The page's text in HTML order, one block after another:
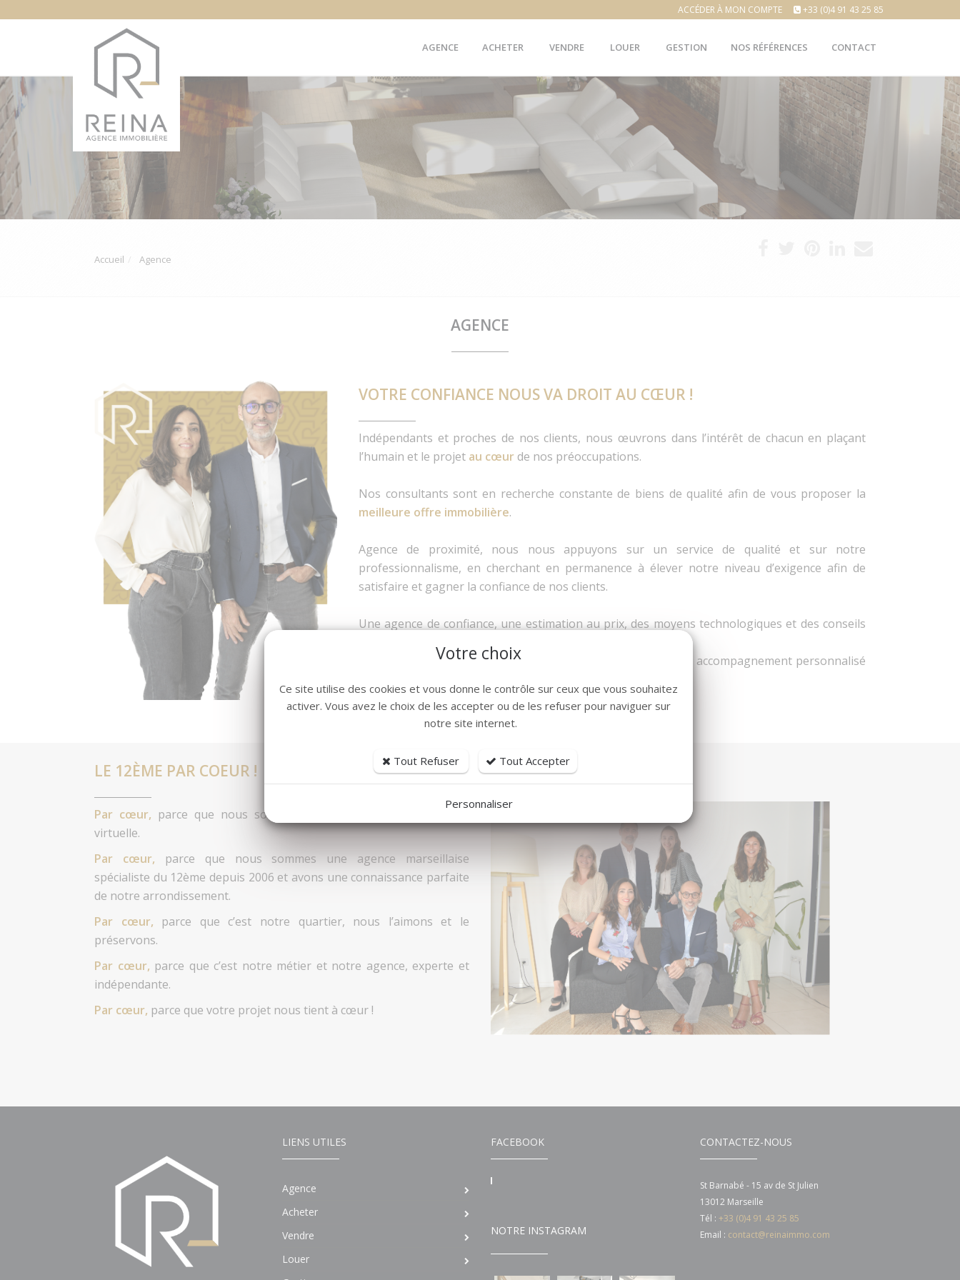
ACCÉDER À MON COMPTE +33 (0)4 91 43 25 85
AGENCE ACHETER VENDRE LOUER GESTION NOS RÉFÉRENCES CONTACT
Accueil Agence
AGENCE
VOTRE CONFIANCE NOUS VA DROIT AU CŒUR !
Indépendants et proches de nos clients, nous œuvrons dans l’intérêt de chacun en plaçant
l’humain et le projet au cœur de nos préoccupations.
Nos consultants sont en recherche constante de biens de qualité afin de vous proposer la
meilleure offre immobilière.
Agence de proximité, nous nous appuyons sur un service de qualité et sur notre
professionnalisme, en cherchant en permanence à élever notre niveau d’exigence afin de
satisfaire et gagner la confiance de nos clients.
Une agence de confiance, une estimation au prix, des moyens technologiques et des conseils
Des biens sélectionnés, des agents immobiliers impliqués, un accompagnement personnalisé
LE 12ÈME PAR COEUR !
Par cœur, parce que nous sommes une agence humaine et non
virtuelle.
Par cœur, parce que nous sommes une agence marseillaise
spécialiste du 12ème depuis 2006 et avons une connaissance parfaite
de notre arrondissement.
Par cœur, parce que c’est notre quartier, nous l’aimons et le
préservons.
Par cœur, parce que c’est notre métier et notre agence, experte et
indépendante.
Par cœur, parce que votre projet nous tient à cœur !
LIENS UTILES
Agence
Acheter
Vendre
Louer
FACEBOOK
NOTRE INSTAGRAM
CONTACTEZ-NOUS
St Barnabé - 15 av de St Julien
13012 Marseille
Tél : +33 (0)4 91 43 25 85
Email : contact@reinaimmo.com
Votre choix
Ce site utilise des cookies et vous donne le contrôle sur ceux que vous souhaitez
activer. Vous avez le choix de les accepter ou de les refuser pour naviguer sur
notre site internet.
Tout Refuser Tout Accepter
Personnaliser